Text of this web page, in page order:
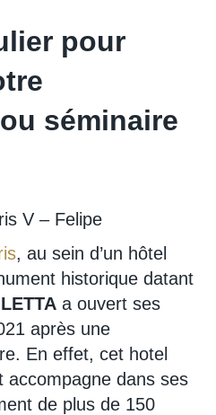
pour
séminaire
V – Felipe
, au sein d’un hôtel
historique datant
a ouvert ses
après une
En effet, cet hotel
accompagne dans ses
de plus de 150